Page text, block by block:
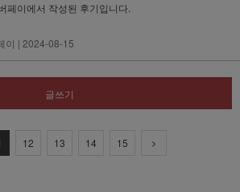
페이에서 작성된 후기입니다.
이 | 2024-08-15
글쓰기
12 13 14 15